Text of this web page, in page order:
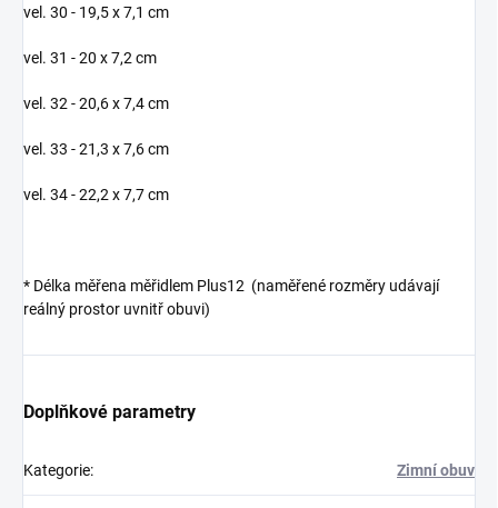
vel. 30 - 19,5 x 7,1 cm
vel. 31 - 20 x 7,2 cm
vel. 32 - 20,6 x 7,4 cm
vel. 33 - 21,3 x 7,6 cm
vel. 34 - 22,2 x 7,7 cm
* Délka měřena měřidlem Plus12 (naměřené rozměry udávají
reálný prostor uvnitř obuvi)
Doplňkové parametry
Kategorie: Zimní obuv